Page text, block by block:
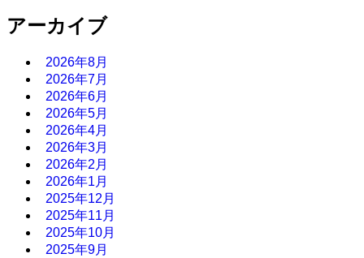
アーカイブ
2026年8月
2026年7月
2026年6月
2026年5月
2026年4月
2026年3月
2026年2月
2026年1月
2025年12月
2025年11月
2025年10月
2025年9月